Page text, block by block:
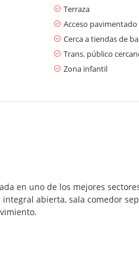
Terraza
Acceso pavimentado
Cerca a tiendas de
Trans. público
Zona infantil
en uno de los mejores
abierta, sala comedor